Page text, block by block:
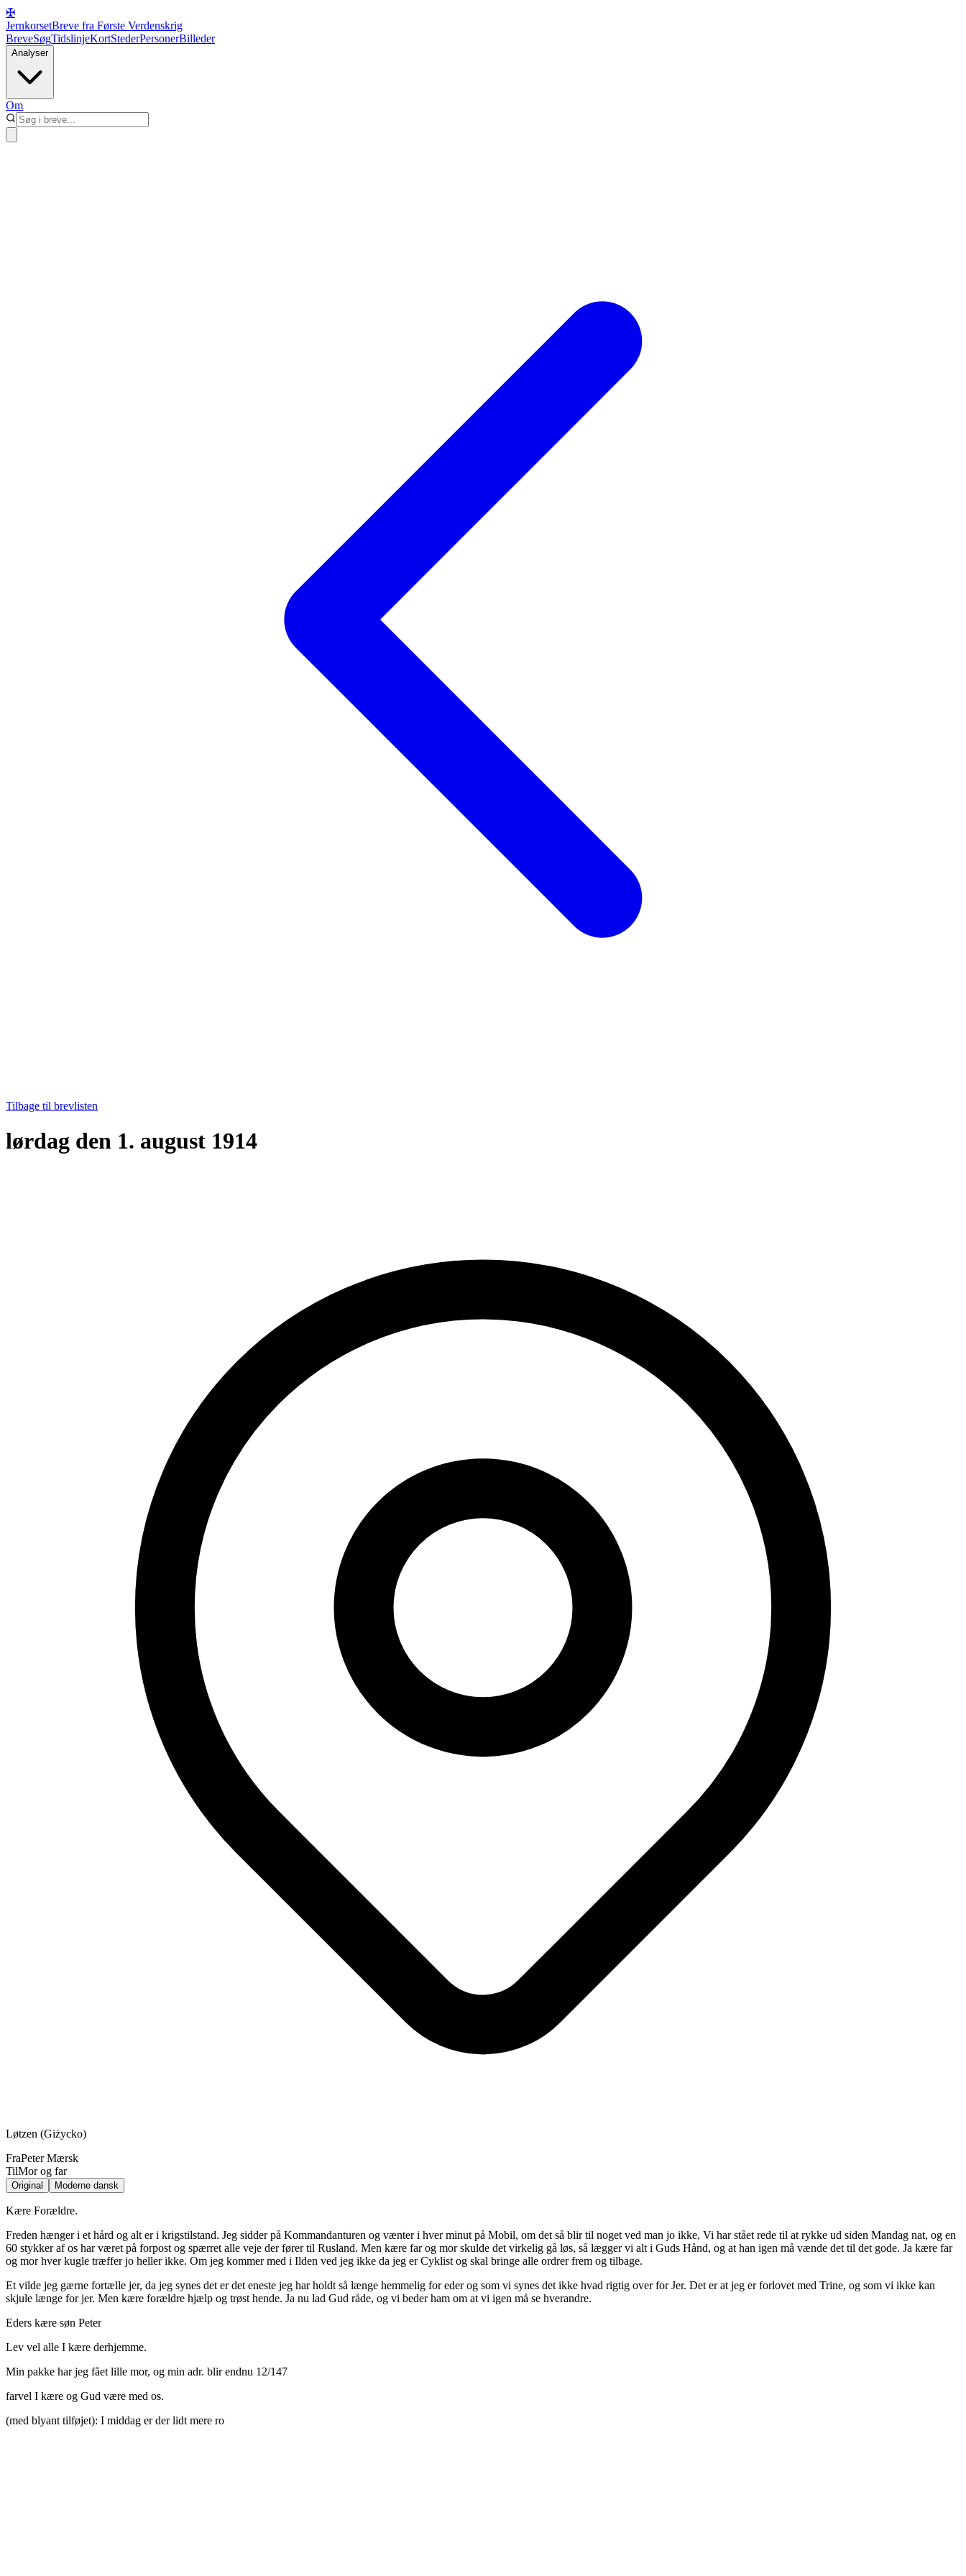
✠
JernkorsetBreve fra Første Verdenskrig
BreveSøgTidslinjeKortStederPersonerBilleder
Analyser
Om
Tilbage til brevlisten
lørdag den 1. august 1914
Løtzen (Giżycko)
FraPeter Mærsk
TilMor og far
Original Moderne dansk
Kære Forældre.
Freden hænger i et hård og alt er i krigstilstand. Jeg sidder på Kommandanturen og vænter i hver minut på Mobil, om det så blir til noget ved man jo ikke, Vi har stået rede til at rykke ud siden Mandag nat, og en
60 stykker af os har været på forpost og spærret alle veje der fører til Rusland. Men kære far og mor skulde det virkelig gå løs, så lægger vi alt i Guds Hånd, og at han igen må vænde det til det gode. Ja kære far
og mor hver kugle træffer jo heller ikke. Om jeg kommer med i Ilden ved jeg ikke da jeg er Cyklist og skal bringe alle ordrer frem og tilbage.
Et vilde jeg gærne fortælle jer, da jeg synes det er det eneste jeg har holdt så længe hemmelig for eder og som vi synes det ikke hvad rigtig over for Jer. Det er at jeg er forlovet med Trine, og som vi ikke kan
skjule længe for jer. Men kære forældre hjælp og trøst hende. Ja nu lad Gud råde, og vi beder ham om at vi igen må se hverandre.
Eders kære søn Peter
Lev vel alle I kære derhjemme.
Min pakke har jeg fået lille mor, og min adr. blir endnu 12/147
farvel I kære og Gud være med os.
(med blyant tilføjet): I middag er der lidt mere ro